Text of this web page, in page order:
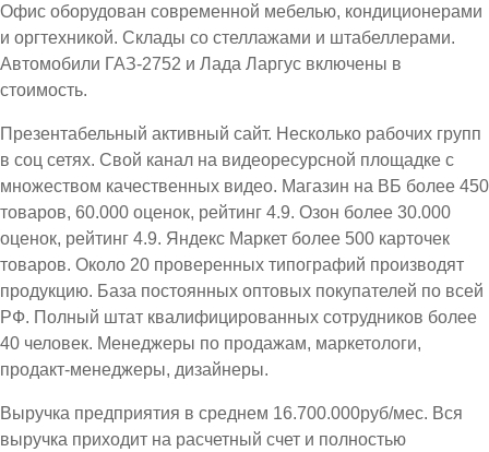
Офис оборудован современной мебелью, кондиционерами
и оргтехникой. Склады со стеллажами и штабеллерами.
Автомобили ГАЗ-2752 и Лада Ларгус включены в
стоимость.
Презентабельный активный сайт. Несколько рабочих групп
в соц сетях. Свой канал на видеоресурсной площадке с
множеством качественных видео. Магазин на ВБ более 450
товаров, 60.000 оценок, рейтинг 4.9. Озон более 30.000
оценок, рейтинг 4.9. Яндекс Маркет более 500 карточек
товаров. Около 20 проверенных типографий производят
продукцию. База постоянных оптовых покупателей по всей
РФ. Полный штат квалифицированных сотрудников более
40 человек. Менеджеры по продажам, маркетологи,
продакт-менеджеры, дизайнеры.
Выручка предприятия в среднем 16.700.000руб/мес. Вся
выручка приходит на расчетный счет и полностью